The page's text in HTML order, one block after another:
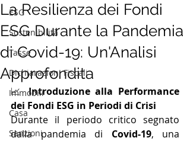
ESG
Sostenibilità
Tasse
Dichiarazioni Fiscali
Immobili
Casa
Sanzioni
La Resilienza dei Fondi
ESG Durante la Pandemia
di Covid-19: Un'Analisi
Approfondita
📈 Introduzione alla Performance
dei Fondi ESG in Periodi di Crisi
Durante il periodo critico segnato
dalla pandemia di Covid-19, una